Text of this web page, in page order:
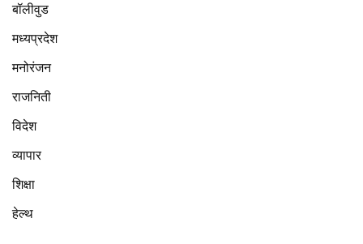
बॉलीवुड
मध्यप्रदेश
मनोरंजन
राजनिती
विदेश
व्यापार
शिक्षा
हेल्थ